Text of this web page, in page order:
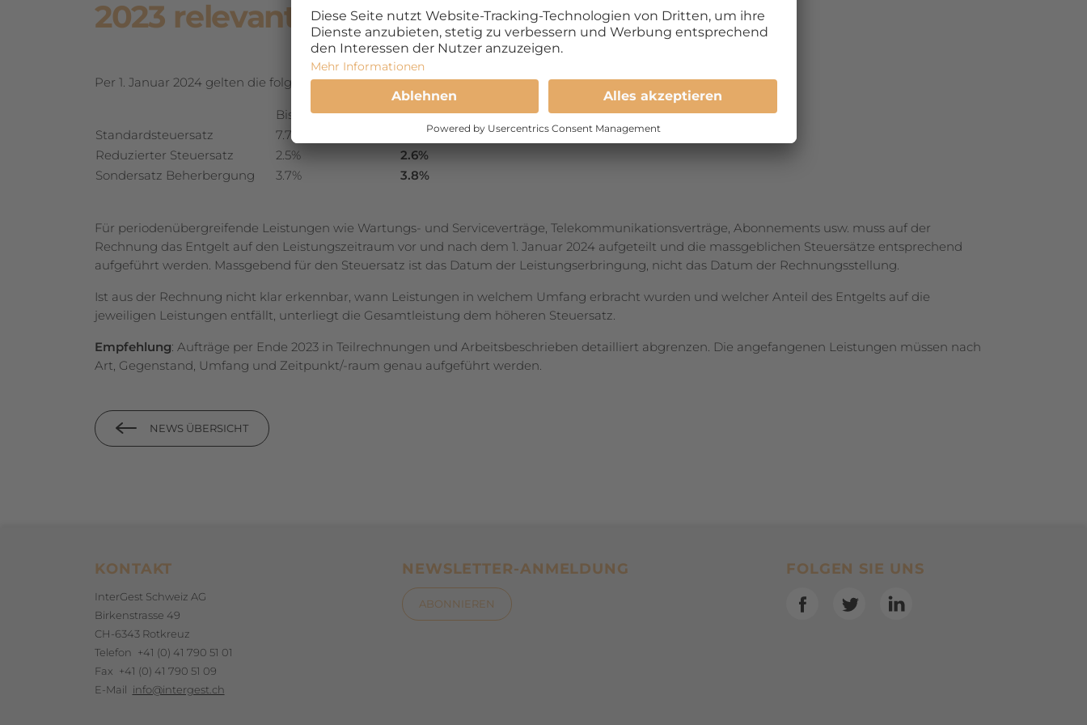
2023 relevant
Per 1. Januar 2024 gelten die folgenden neuen Mehrwertsteuersätze:
Bis 31. Dez. 2023Neu ab 1. Jan. 2024
Standardsteuersatz
7.7%
Reduzierter Steuersatz
2.5%
2.6%
Sondersatz Beherbergung
3.7% 3.8%
Für periodenübergreifende Leistungen wie Wartungs- und Serviceverträge, Tele­kom­munikationsverträge, Abonnements usw. muss auf der
Rechnung das Entgelt auf den Leistungszeitraum vor und nach dem 1. Januar 2024 aufgeteilt und die massgeblichen Steuersätze entsprechend
aufgeführt werden. Massgebend für den Steuer­satz ist das Datum der Leistungserbringung, nicht das Datum der Rech­nungs­­­stellung.
Ist aus der Rechnung nicht klar erkennbar, wann Leistungen in welchem Umfang erbracht wurden und welcher Anteil des Entgelts auf die
jeweiligen Leistungen entfällt, unterliegt die Gesamtleistung dem höheren Steuersatz.
Empfehlung: Aufträge per Ende 2023 in Teilrechnungen und Arbeitsbeschrieben detailliert abgrenzen. Die angefangenen Leistungen müssen nach
Art, Gegen­stand, Umfang und Zeitpunkt/-raum genau aufgeführt werden.
NEWS ÜBERSICHT
Footerbereich
KONTAKT
InterGest Schweiz AG
Birkenstrasse 49
CH-6343 Rotkreuz
Telefon +41 (0) 41 790 51 01
Fax +41 (0) 41 790 51 09
E-Mail info@intergest.ch
NEWSLETTER-ANMELDUNG
ABONNIEREN
SocialBookmarks
FOLGEN SIE UNS